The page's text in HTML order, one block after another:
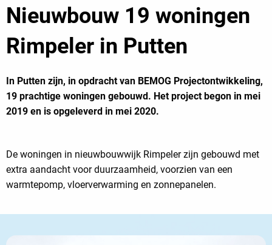
Nieuwbouw 19 woningen
Rimpeler in Putten
In Putten zijn, in opdracht van BEMOG Projectontwikkeling,
19 prachtige woningen gebouwd. Het project begon in mei
2019 en is opgeleverd in mei 2020.
De woningen in nieuwbouwwijk Rimpeler zijn gebouwd met
extra aandacht voor duurzaamheid, voorzien van een
warmtepomp, vloerverwarming en zonnepanelen.